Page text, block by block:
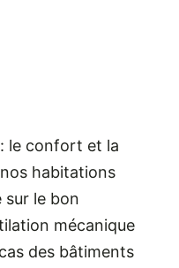
: le confort et la
habitations
le bon
mécanique
des bâtiments